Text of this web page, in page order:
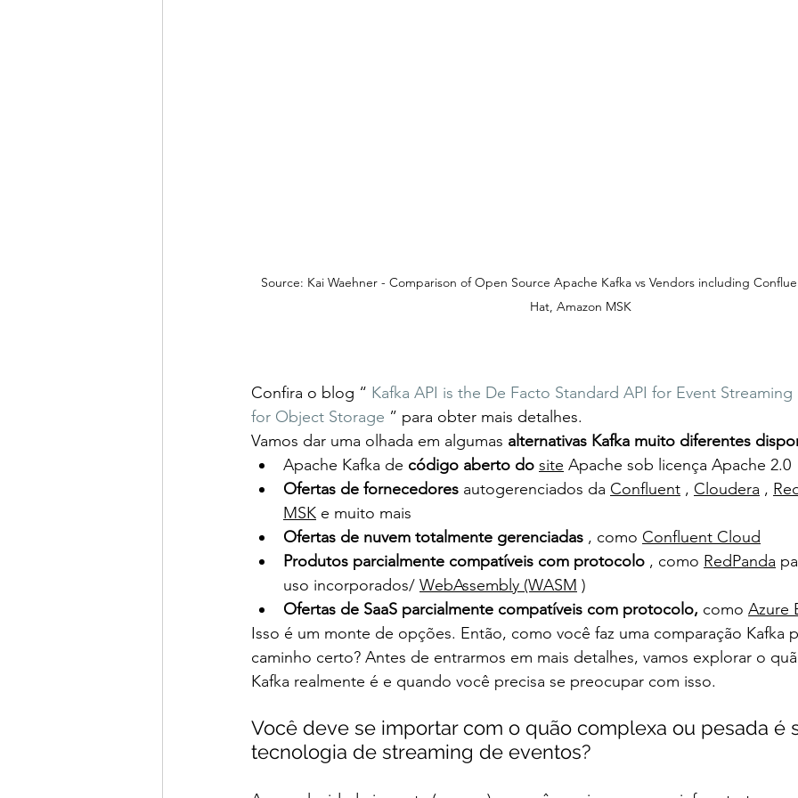
Source: Kai Waehner - Comparison of Open Source Apache Kafka vs Vendors including
Hat, Amazon MSK
Confira o blog “ Kafka API is the De Facto Standard API for Event
for Object Storage ” para obter mais detalhes.
Vamos dar uma olhada em algumas alternativas Kafka muito diferentes
Apache Kafka de código aberto do site Apache sob licença Apache 2.0
Ofertas de fornecedores autogerenciados da Confluent , Cloudera ,
MSK e muito mais
Ofertas de nuvem totalmente gerenciadas , como Confluent Cloud
Produtos parcialmente compatíveis com protocolo , como RedPanda
uso incorporados/ WebAssembly (WASM )
Ofertas de SaaS parcialmente compatíveis com protocolo, como Azure
Isso é um monte de opções. Então, como você faz uma comparação Kafka
caminho certo? Antes de entrarmos em mais detalhes, vamos explorar o
Kafka realmente é e quando você precisa se preocupar com isso.
Você deve se importar com o quão complexa ou pesada é
tecnologia de streaming de eventos?